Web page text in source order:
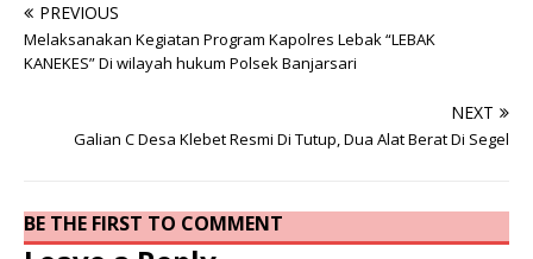
PREVIOUS
Melaksanakan Kegiatan Program Kapolres Lebak “LEBAK
KANEKES” Di wilayah hukum Polsek Banjarsari
NEXT
Galian C Desa Klebet Resmi Di Tutup, Dua Alat Berat Di Segel
BE THE FIRST TO COMMENT